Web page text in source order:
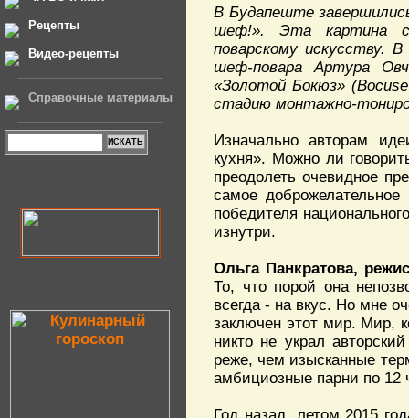
Рецепты
Видео-рецепты
Справочные материалы
В Будапеште
шеф!». Эта картина
поварскому искусству.
шеф-повара Артура
«Золотой Бокюз»
стадию монтажно-
Изначально авторам
кухня». Можно ли
преодолеть очевидное
самое
победителя
изнутри.
Ольга Панкратова,
То, что порой она
всегда - на вкус. Но мне
заключен этот мир. Мир,
никто не украл
реже, чем изысканные
амбициозные парни по 12